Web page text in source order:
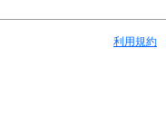
利用規約